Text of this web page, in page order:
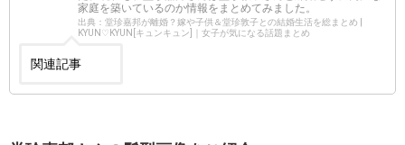
家庭を築いているのか情報をまとめてみました。
出典：堂珍嘉邦が離婚？嫁や子供＆堂珍敦子との結婚生活を総まとめ |
KYUN♡KYUN[キュンキュン]｜女子が気になる話題まとめ
関連記事